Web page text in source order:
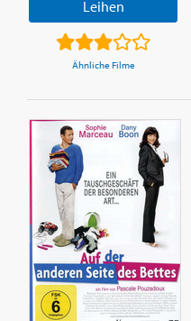
Leihen
Ähnliche Filme